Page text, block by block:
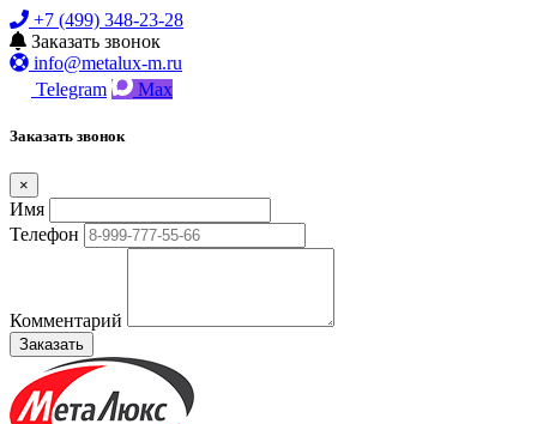
+7 (499) 348-23-28
Заказать звонок
info@metalux-m.ru
Telegram
Max
Заказать звонок
×
Имя
Телефон
Комментарий
Заказать